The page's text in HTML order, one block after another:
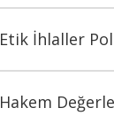
Etik İhlaller
Hakem